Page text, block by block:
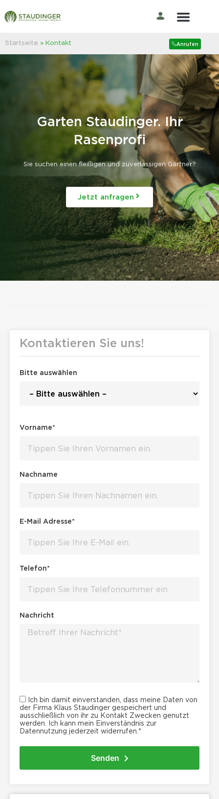
Startseite » Kontakt Anrufen
Garten Staudinger. Ihr
Rasenprofi
Sie suchen einen fleißigen und zuverlässigen Gärtner?
Jetzt anfragen
Kontaktieren Sie uns!
Bitte auswählen
Vorname*
Nachname
E-Mail Adresse*
Telefon*
Nachricht
Ich bin damit einverstanden, dass meine Daten von
der Firma Klaus Staudinger gespeichert und
ausschließlich von ihr zu Kontakt Zwecken genutzt
werden. Ich kann mein Einverständnis zur
Datennutzung jederzeit widerrufen.*
Senden